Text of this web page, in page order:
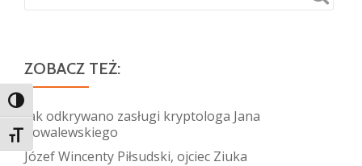
TOGGLE HIGH CONTRAST
TOGGLE FONT SIZE
ZOBACZ TEŻ:
Jak odkrywano zasługi kryptologa Jana
Kowalewskiego
Józef Wincenty Piłsudski, ojciec Ziuka